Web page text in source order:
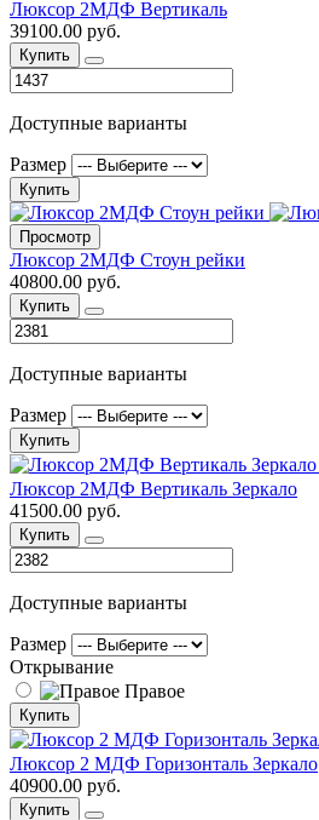
Люксор 2МДФ Вертикаль
39100.00 руб.
Купить
Доступные варианты
Размер
Купить
Просмотр
Люксор 2МДФ Стоун рейки
40800.00 руб.
Купить
Доступные варианты
Размер
Купить
Люксор 2МДФ Вертикаль Зеркало
41500.00 руб.
Купить
Доступные варианты
Размер
Открывание
Правое
Купить
Люксор 2 МДФ Горизонталь Зеркало
40900.00 руб.
Купить